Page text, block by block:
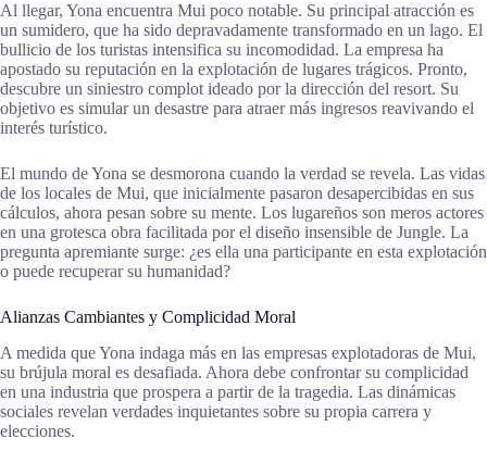
Al llegar, Yona encuentra Mui poco notable. Su principal atracción es
un sumidero, que ha sido depravadamente transformado en un lago. El
bullicio de los turistas intensifica su incomodidad. La empresa ha
apostado su reputación en la explotación de lugares trágicos. Pronto,
descubre un siniestro complot ideado por la dirección del resort. Su
objetivo es simular un desastre para atraer más ingresos reavivando el
interés turístico.
El mundo de Yona se desmorona cuando la verdad se revela. Las vidas
de los locales de Mui, que inicialmente pasaron desapercibidas en sus
cálculos, ahora pesan sobre su mente. Los lugareños son meros actores
en una grotesca obra facilitada por el diseño insensible de Jungle. La
pregunta apremiante surge: ¿es ella una participante en esta explotación
o puede recuperar su humanidad?
Alianzas Cambiantes y Complicidad Moral
A medida que Yona indaga más en las empresas explotadoras de Mui,
su brújula moral es desafiada. Ahora debe confrontar su complicidad
en una industria que prospera a partir de la tragedia. Las dinámicas
sociales revelan verdades inquietantes sobre su propia carrera y
elecciones.